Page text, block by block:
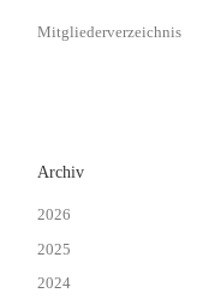
Mitgliederverzeichnis
Archiv
2026
2025
2024